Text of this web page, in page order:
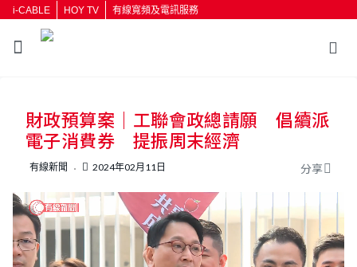
i-CABLE HOY TV 有線寬頻及電訊服務
按輸入鍵開始搜尋
財政預算案｜工聯會政總請願 倡續派
電子消費券 提振周末經濟
有線新聞 2024年02月11日 分享